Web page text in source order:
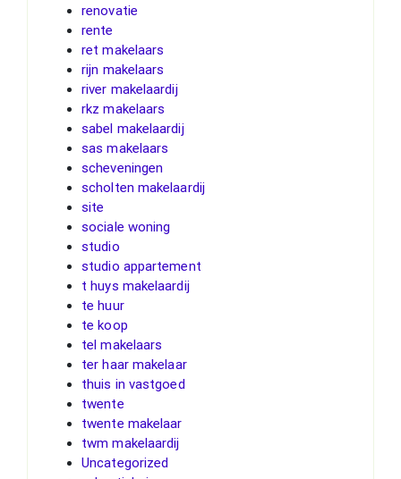
renovatie
rente
ret makelaars
rijn makelaars
river makelaardij
rkz makelaars
sabel makelaardij
sas makelaars
scheveningen
scholten makelaardij
site
sociale woning
studio
studio appartement
t huys makelaardij
te huur
te koop
tel makelaars
ter haar makelaar
thuis in vastgoed
twente
twente makelaar
twm makelaardij
Uncategorized